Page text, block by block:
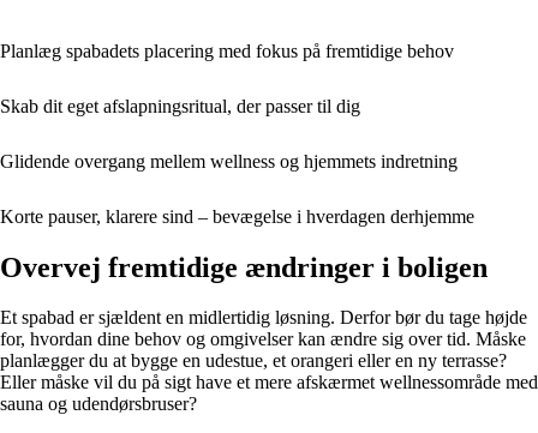
Planlæg spabadets placering med fokus på fremtidige behov
Skab dit eget afslapningsritual, der passer til dig
Glidende overgang mellem wellness og hjemmets indretning
Korte pauser, klarere sind – bevægelse i hverdagen derhjemme
Overvej fremtidige ændringer i boligen
Et spabad er sjældent en midlertidig løsning. Derfor bør du tage højde
for, hvordan dine behov og omgivelser kan ændre sig over tid. Måske
planlægger du at bygge en udestue, et orangeri eller en ny terrasse?
Eller måske vil du på sigt have et mere afskærmet wellnessområde med
sauna og udendørsbruser?